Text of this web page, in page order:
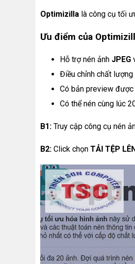
Optimizilla là công cụ tối
Ưu điểm của
Hỗ trợ nén ảnh JPEG
Điều chỉnh chất lượng
Có bản preview
Có thể nén cùng lúc
B1: Truy cập công cụ nén
B2: Click chọn TẢI TỆP